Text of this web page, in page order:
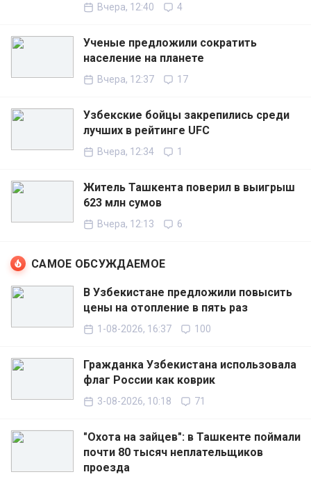
Вчера, 12:40 4
Ученые предложили сократить
население на планете
Вчера, 12:37 17
Узбекские бойцы закрепились среди
лучших в рейтинге UFC
Вчера, 12:34 1
Житель Ташкента поверил в выигрыш
623 млн сумов
Вчера, 12:13 6
САМОЕ ОБСУЖДАЕМОЕ
В Узбекистане предложили повысить
цены на отопление в пять раз
1-08-2026, 16:37 100
Гражданка Узбекистана использовала
флаг России как коврик
3-08-2026, 10:18 71
"Охота на зайцев": в Ташкенте поймали
почти 80 тысяч неплательщиков
проезда